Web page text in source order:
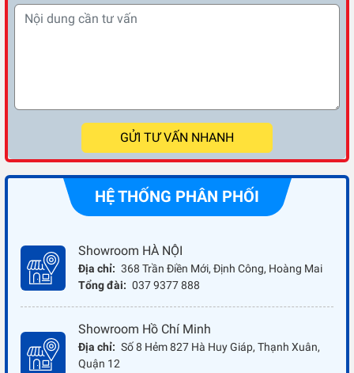
GỬI TƯ VẤN NHANH
HỆ THỐNG PHÂN PHỐI
Showroom HÀ NỘI
Địa chỉ: 368 Trần Điền Mới, Định Công, Hoàng Mai
Tổng đài: 037 9377 888
Showroom Hồ Chí Minh
Địa chỉ: Số 8 Hẻm 827 Hà Huy Giáp, Thạnh Xuân,
Quận 12